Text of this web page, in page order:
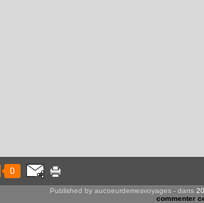
0
Published by aucoeurdemesvoyages - dans
commenter